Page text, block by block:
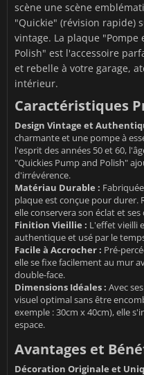
scène une scène
"Quickie" (révision rapide)
vintage. La plaque "Pompe
Polish" est l'accessoire
et rebelle à votre garage,
intérieur.
Caractéristiques
Design Vintage et
charmante et une pompe à
l'esprit des années 50 et 60,
"Quickies Pump and Polish"
d'irrévérence.
Matériau Durable :
plaque est conçue pour durer.
elle conservera son éclat et
Finition Vieillie : L'effet vieilli
authentique et usé par le
Facile à Accrocher : Pré-
elle se fixe facilement au mur
double-face.
Dimensions Idéales : Avec
visuel optimal sans être
exemple : 30cm x 40cm), elle
espace.
Avantages et
Décoration Originale et